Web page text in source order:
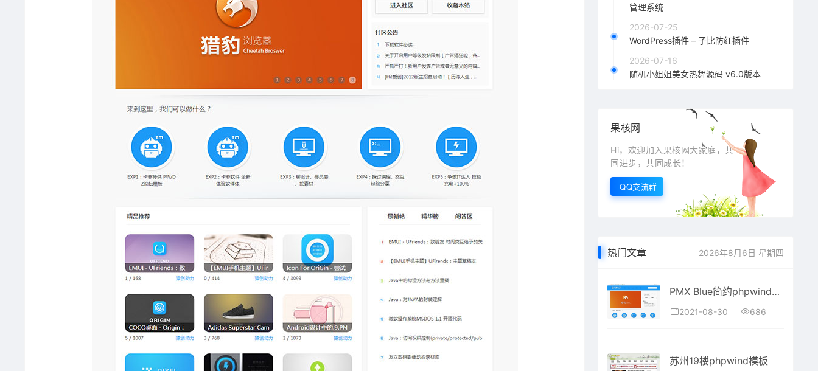
管理系统
2026-07-25
WordPress插件 – 子比防红插件
2026-07-16
随机小姐姐美女热舞源码 v6.0版本
果核网
Hi，欢迎加入果核网大家庭，共
同进步，共同成长！
QQ交流群
热门文章 2026年8月6日 星期四
PMX Blue简约phpwind模板 扁平化设计模板
2021-08-30 686
苏州19楼phpwind模板